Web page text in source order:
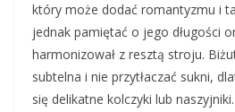
który może dodać romantyzmu i
jednak pamiętać o jego długości
harmonizował z resztą stroju.
subtelna i nie przytłaczać sukni,
się delikatne kolczyki lub